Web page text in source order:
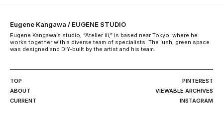
Eugene Kangawa / EUGENE STUDIO
Eugene Kangawa’s studio, “Atelier iii,” is based near Tokyo, where he
works together with a diverse team of specialists. The lush, green space
was designed and DIY-built by the artist and his team.
TOP
PINTEREST
ABOUT
VIEWABLE ARCHIVES
CURRENT
INSTAGRAM